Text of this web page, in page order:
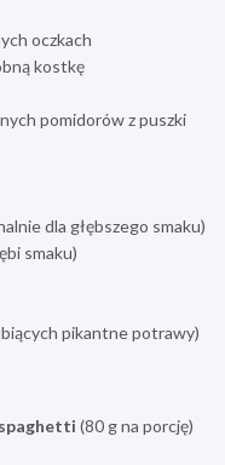
oczkach
kostkę
pomidorów z puszki
dla głębszego smaku)
smaku)
pikantne potrawy)
(80 g na porcję)